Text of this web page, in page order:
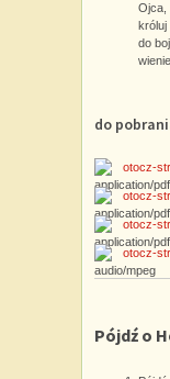
Ojca,
do
do
otocz-
otocz-
otocz-
otocz-
Pójdź o